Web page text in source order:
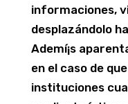
informaciones,
desplazándolo
Ademí¡s
en el caso de
instituciones